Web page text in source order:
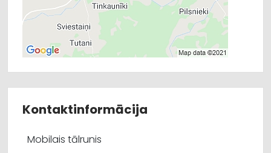
Kontaktinformācija
Mobilais tālrunis